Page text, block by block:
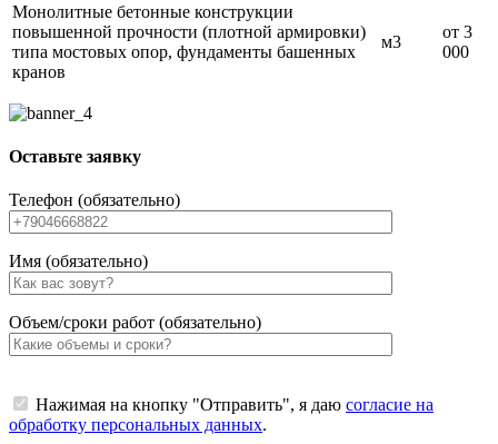
Монолитные бетонные конструкции
повышенной прочности (плотной армировки)
типа мостовых опор, фундаменты башенных
кранов
м3
от 3
000
Оставьте заявку
Телефон (обязательно)
Имя (обязательно)
Объем/сроки работ (обязательно)
Нажимая на кнопку "Отправить", я даю согласие на
обработку персональных данных.